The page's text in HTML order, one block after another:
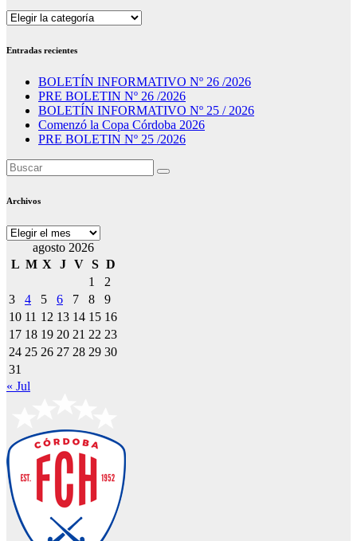
Secciones
Entradas recientes
BOLETÍN INFORMATIVO Nº 26 /2026
PRE BOLETIN Nº 26 /2026
BOLETÍN INFORMATIVO Nº 25 / 2026
Comenzó la Copa Córdoba 2026
PRE BOLETIN Nº 25 /2026
Archivos
Archivos
agosto 2026
L M X J V S D
1
2
3
4 5 6 7 8
9
10 11 12 13 14 15 16
17 18 19 20 21 22 23
24 25 26 27 28 29 30
31
« Jul